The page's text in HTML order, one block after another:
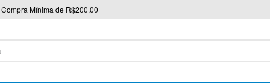
Compra Mínima de R$200,00